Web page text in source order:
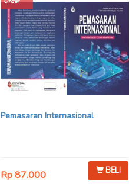
Pemasaran Internasional
Rp 87.000 BELI